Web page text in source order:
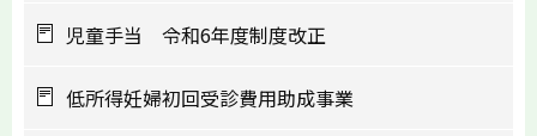
児童手当 令和6年度制度改正
低所得妊婦初回受診費用助成事業